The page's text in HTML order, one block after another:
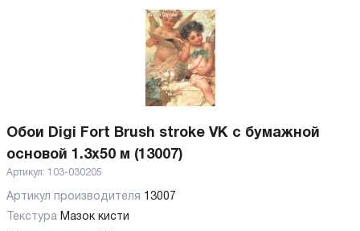
Обои Digi Fort Brush stroke VK с бумажной
основой 1.3x50 м (13007)
Артикул: 103-030205
Артикул производителя 13007
Текстура Мазок кисти